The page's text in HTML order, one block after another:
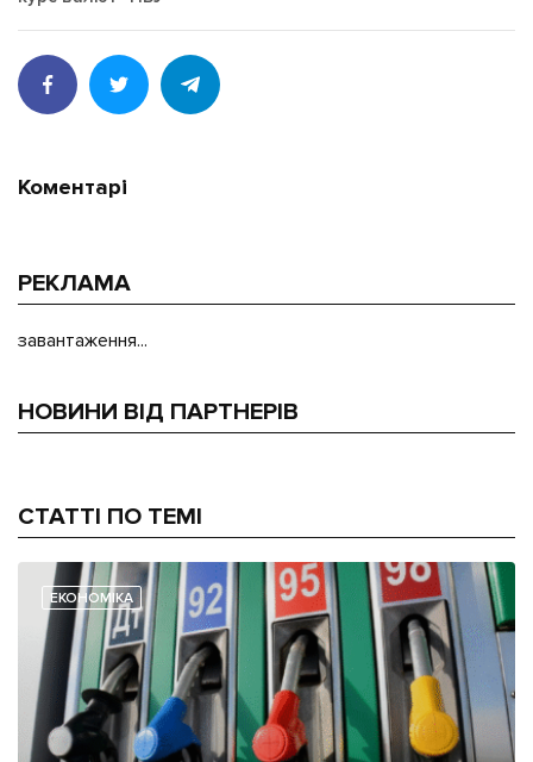
Коментарі
РЕКЛАМА
завантаження...
НОВИНИ ВІД ПАРТНЕРІВ
СТАТТІ ПО ТЕМІ
ЕКОНОМІКА